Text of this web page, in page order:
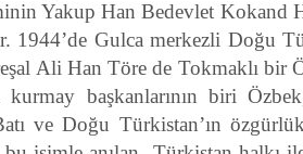
Yakup Han Bedevlet Kokand
1944’de Gulca merkezli Doğu
Ali Han Töre de Tokmaklı bir
kurmay başkanlarının biri
ve Doğu Türkistan’ın